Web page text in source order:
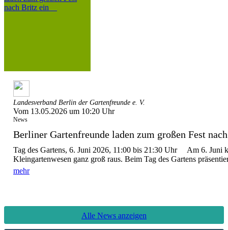
Landesverband Berlin der Gartenfreunde e. V.
Vom 13.05.2026 um 10:20 Uhr
News
Berliner Gartenfreunde laden zum großen Fest
Tag des Gartens, 6. Juni 2026, 11:00 bis 21:30 Uhr Am 6. Juni
Kleingartenwesen ganz groß raus. Beim Tag des Gartens
mehr
Alle News anzeigen